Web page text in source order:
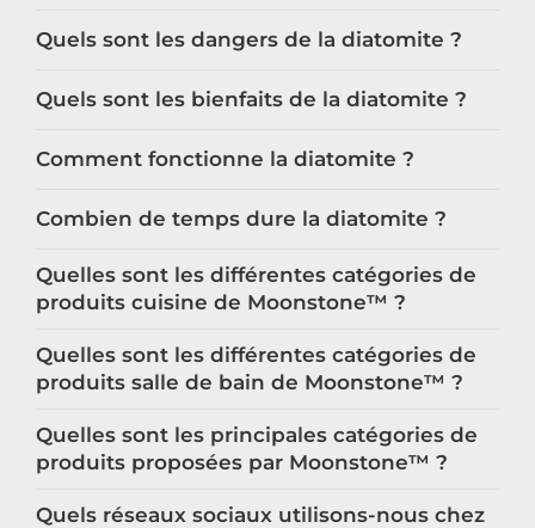
Quels sont les dangers de la diatomite ?
Quels sont les bienfaits de la diatomite ?
Comment fonctionne la diatomite ?
Combien de temps dure la diatomite ?
Quelles sont les différentes catégories de
produits cuisine de Moonstone™️ ?
Quelles sont les différentes catégories de
produits salle de bain de Moonstone™️ ?
Quelles sont les principales catégories de
produits proposées par Moonstone™️ ?
Quels réseaux sociaux utilisons-nous chez